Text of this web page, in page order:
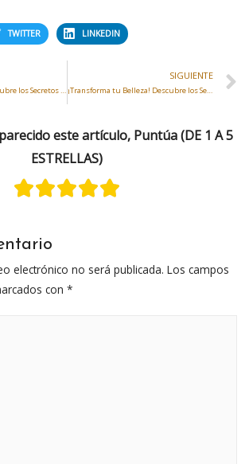
TWITTER LINKEDIN
¡Eleva tu Belleza! Descubre los Secretos de la Juventud con Hilos Tensores en So Glamour en Valdemoro
SIGUIENTE
¡Transforma tu Belleza! Descubre los Secretos de la Mesoterapia en la Clínica So Glamour en Valdemoro
este artículo, Puntúa (DE 1 A 5
ESTRELLAS)
electrónico no será publicada. Los campos
con *